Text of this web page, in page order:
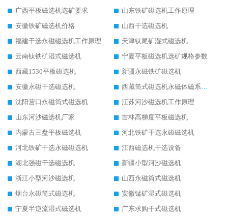
广西平板磁选机选矿要求
山东铁矿磁选机工作原理
安徽铁矿磁选机价格
山西干选磁选机
福建干选永磁磁选机工作原理
天津钛尾矿湿式磁选机
云南钛铁矿湿式磁选机
宁夏平板磁选机选矿规格参数
西藏1530平板磁选机
新疆永磁铁矿磁选机
安徽永磁干选磁选机
西藏筒式磁选机永磁体磁系设计
沈阳营口永磁筒式磁选机
江苏河沙磁选机工作原理
山东河沙磁选机厂家
吉林高梯度平板磁选机
内蒙古三盘平板磁选机
河北铁矿干选永磁磁选机
河北铁矿干选永磁磁选机
江西磁选机干选设备
湖北强磁干选磁选机
新疆小型河沙磁选机
浙江小型河沙磁选机
山西永磁筒式磁选机
烟台永磁筒式磁选机
安徽锰矿湿式磁选机
宁夏半逆流湿式磁选机
广东求购干式磁选机